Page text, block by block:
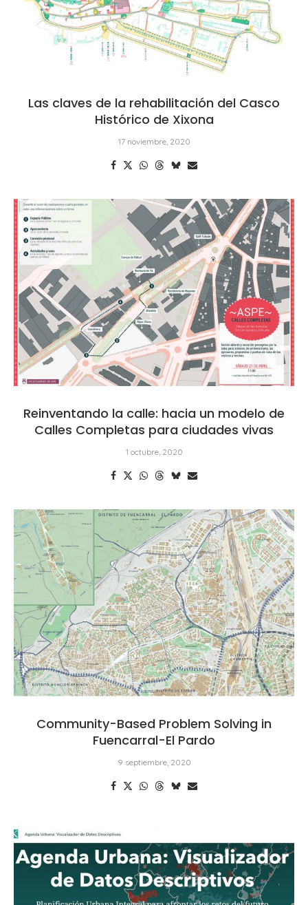
Las claves de la rehabilitación del Casco
Histórico de Xixona
17 noviembre, 2020
Reinventando la calle: hacia un modelo de
Calles Completas para ciudades vivas
1 octubre, 2020
Community-Based Problem Solving in
Fuencarral-El Pardo
9 septiembre, 2020